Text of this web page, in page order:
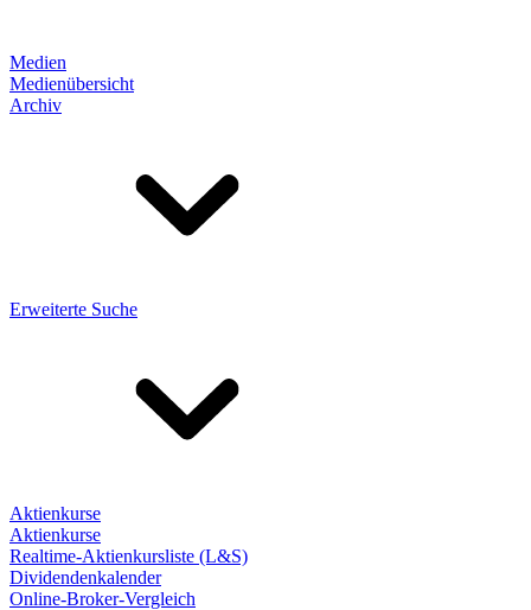
Medien
Medienübersicht
Archiv
Erweiterte Suche
Aktienkurse
Aktienkurse
Realtime-Aktienkursliste (L&S)
Dividendenkalender
Online-Broker-Vergleich